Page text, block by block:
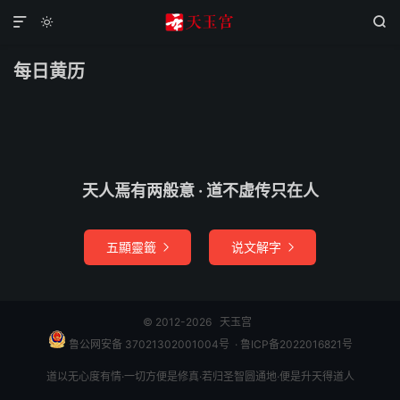
 

每日黄历
天人焉有两般意 · 道不虚传只在人
五顯靈籤  说文解字 
© 2012-2026 天玉宫
鲁公网安备 37021302001004号 ​​​ · 鲁ICP备2022016821号
道以无心度有情·一切方便是修真·若归圣智圆通地·便是升天得道人